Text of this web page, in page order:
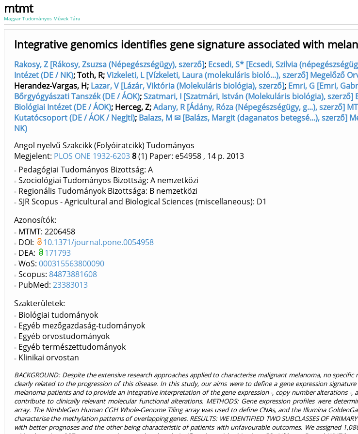
mtmt
Magyar Tudományos Művek Tára
Integrative genomics identifies gene signature associated with
Rakosy, Z [Rákosy, Zsuzsa (Népegészségügy), szerző]; Ecsedi, S* [Ecsedi, Szilvia
Intézet (DE / NK);Toth, R;Vizkeleti, L [Vízkeleti, Laura (molekuláris bioló...), szerző] Megelőző
Herandez-Vargas, H; Lazar, V [Lázár, Viktória (Molekuláris biológia), szerző]; Emri, G [Emri,
Bőrgyógyászati Tanszék (DE / ÁOK);Szatmari, I [Szatmári, István (Molekuláris biológia), szerző]
Biológiai Intézet (DE / ÁOK); Herceg, Z;Adany, R [Ádány, Róza (Népegészségügy, g...), szerző]
Kutatócsoport (DE / ÁOK / NegJtI); Balazs, M ✉ [Balázs, Margit (daganatos betegsé...), szerző]
NK)
Angol nyelvű Szakcikk (Folyóiratcikk) Tudományos
Megjelent: PLOS ONE 1932-62038(1) Paper: e54958 , 14 p. 2013
Pedagógiai Tudományos Bizottság: A
Szociológiai Tudományos Bizottság: A nemzetközi
Regionális Tudományok Bizottsága: B nemzetközi
SJR Scopus - Agricultural and Biological Sciences (miscellaneous): D1
Azonosítók
MTMT: 2206458
DOI:
10.1371/journal.pone.0054958
DEA:
171793
WoS: 000315563800090
Scopus: 84873881608
PubMed: 23383013
Szakterületek:
Biológiai tudományok
Egyéb mezőgazdaság-tudományok
Egyéb orvostudományok
Egyéb természettudományok
Klinikai orvostan
BACKGROUND: Despite the extensive research approaches applied to characterise malignant melanoma, no
clearly related to the progression of this disease. In this study, our aims were to define a gene expression
melanoma patients and to provide an integrative interpretation of the gene expression -, copy number alterations -
contribute to clinically relevant molecular functional alterations. METHODS: Gene expression profiles were
array. The NimbleGen Human CGH Whole-Genome Tiling array was used to define CNAs, and the Illumina
characterise the methylation patterns of overlapping genes. RESULTS: WE IDENTIFIED TWO SUBCLASSES OF
with better prognoses and the other being characteristic of patients with unfavourable outcomes. We assigned